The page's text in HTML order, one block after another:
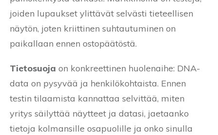
joiden lupaukset ylittävät selvästi tieteellisen
näytön, joten kriittinen suhtautuminen on
paikallaan ennen ostopäätöstä.
Tietosuoja on konkreettinen huolenaihe: DNA-
data on pysyvää ja henkilökohtaista. Ennen
testin tilaamista kannattaa selvittää, miten
yritys säilyttää näytteet ja datasi, jaetaanko
tietoja kolmansille osapuolille ja onko sinulla